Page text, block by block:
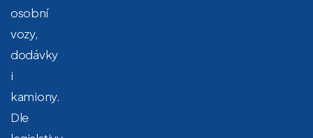
osobní
vozy,
dodávky
i
kamiony.
Dle